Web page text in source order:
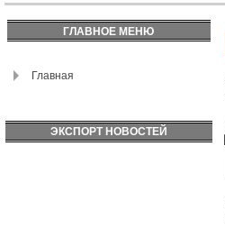
ГЛАВНОЕ МЕНЮ
Главная
ЭКСПОРТ НОВОСТЕЙ